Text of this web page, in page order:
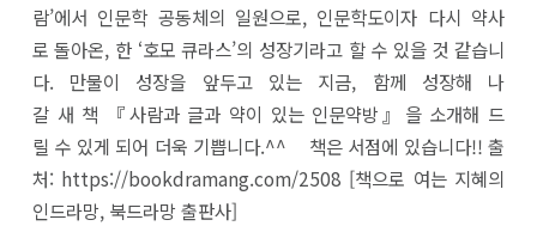
람’에서 인문학 공동체의 일원으로, 인문학도이자 다시 약사
로 돌아온, 한 ‘호모 큐라스’의 성장기라고 할 수 있을 것 같습니
다. 만물이 성장을 앞두고 있는 지금, 함께 성장해 나
갈 새 책 『사람과 글과 약이 있는 인문약방』을 소개해 드
릴 수 있게 되어 더욱 기쁩니다.^^ 책은 서점에 있습니다!! 출
처: https://bookdramang.com/2508 [책으로 여는 지혜의
인드라망, 북드라망 출판사]